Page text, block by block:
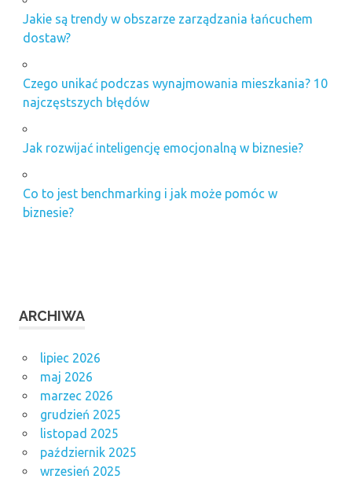
Jakie są trendy w obszarze zarządzania łańcuchem
dostaw?
Czego unikać podczas wynajmowania mieszkania? 10
najczęstszych błędów
Jak rozwijać inteligencję emocjonalną w biznesie?
Co to jest benchmarking i jak może pomóc w
biznesie?
ARCHIWA
lipiec 2026
maj 2026
marzec 2026
grudzień 2025
listopad 2025
październik 2025
wrzesień 2025